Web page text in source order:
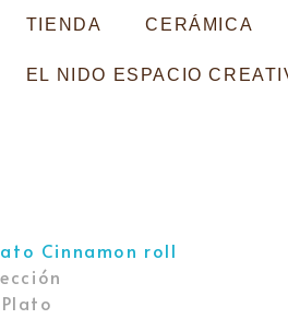
TIENDA CERÁMICA
EL NIDO ESPACIO